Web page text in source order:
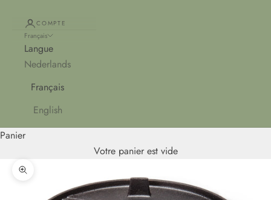
COMPTE
Français
Langue
Nederlands
Français
English
Panier
Votre panier est vide
Zoomer sur l'image